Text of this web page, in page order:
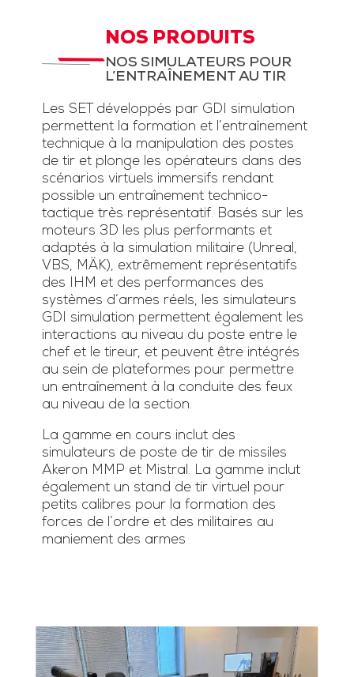
NOS PRODUITS
NOS SIMULATEURS POUR
L’ENTRAÎNEMENT AU TIR
Les SET développés par GDI simulation
permettent la formation et l’entraînement
technique à la manipulation des postes
de tir et plonge les opérateurs dans des
scénarios virtuels immersifs rendant
possible un entraînement technico-
tactique très représentatif. Basés sur les
moteurs 3D les plus performants et
adaptés à la simulation militaire (Unreal,
VBS, MÄK), extrêmement représentatifs
des IHM et des performances des
systèmes d’armes réels, les simulateurs
GDI simulation permettent également les
interactions au niveau du poste entre le
chef et le tireur, et peuvent être intégrés
au sein de plateformes pour permettre
un entraînement à la conduite des feux
au niveau de la section.
La gamme en cours inclut des
simulateurs de poste de tir de missiles
Akeron MMP et Mistral. La gamme inclut
également un stand de tir virtuel pour
petits calibres pour la formation des
forces de l’ordre et des militaires au
maniement des armes